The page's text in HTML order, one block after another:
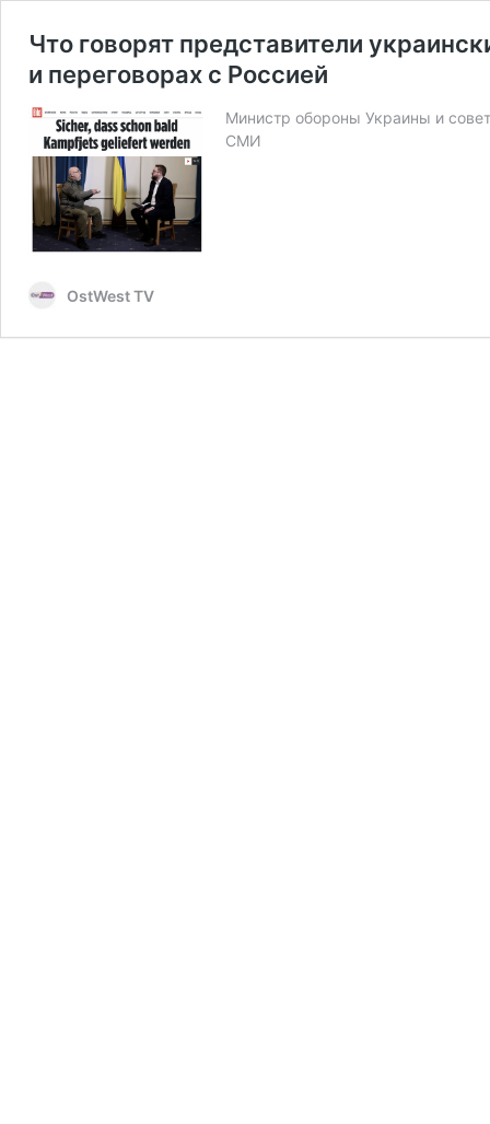
Что говорят представители
и переговорах с Россией
Министр обороны Украины и
СМИ
OstWest TV